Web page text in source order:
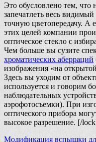
Это обусловлено тем,
запечатлеть весь
точную цветопередачу. А
этих целей компании
оптическое стекло с
Чем больше вы сузите
хроматических аберраций
изображения «на
Здесь вы уходим от
используется и говорим
наблюдательных
аэрофотосъемки). При
оптического прибора
высокое разрешение. [/
Модификация вспышки